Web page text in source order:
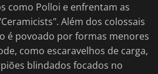
como Polloi e enfrentam as
Além dos colossais
é povoado por formas menores
como escaravelhos de carga,
blindados focados no